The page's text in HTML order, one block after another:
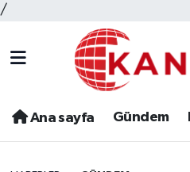
/
Ana sayfa Gündem